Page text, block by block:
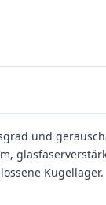
und
Kugellager.